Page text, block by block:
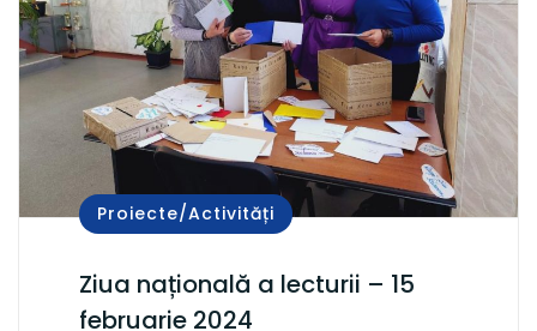
Proiecte/Activități
Ziua națională a lecturii – 15
februarie 2024